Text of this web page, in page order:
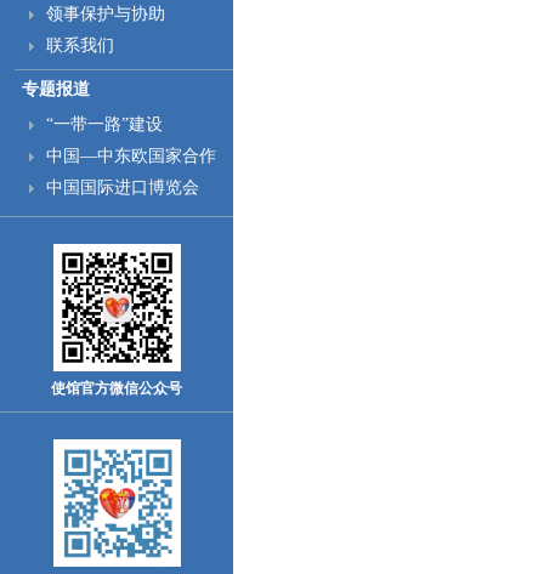
领事保护与协助
联系我们
专题报道
“一带一路”建设
中国—中东欧国家合作
中国国际进口博览会
使馆官方微信公众号